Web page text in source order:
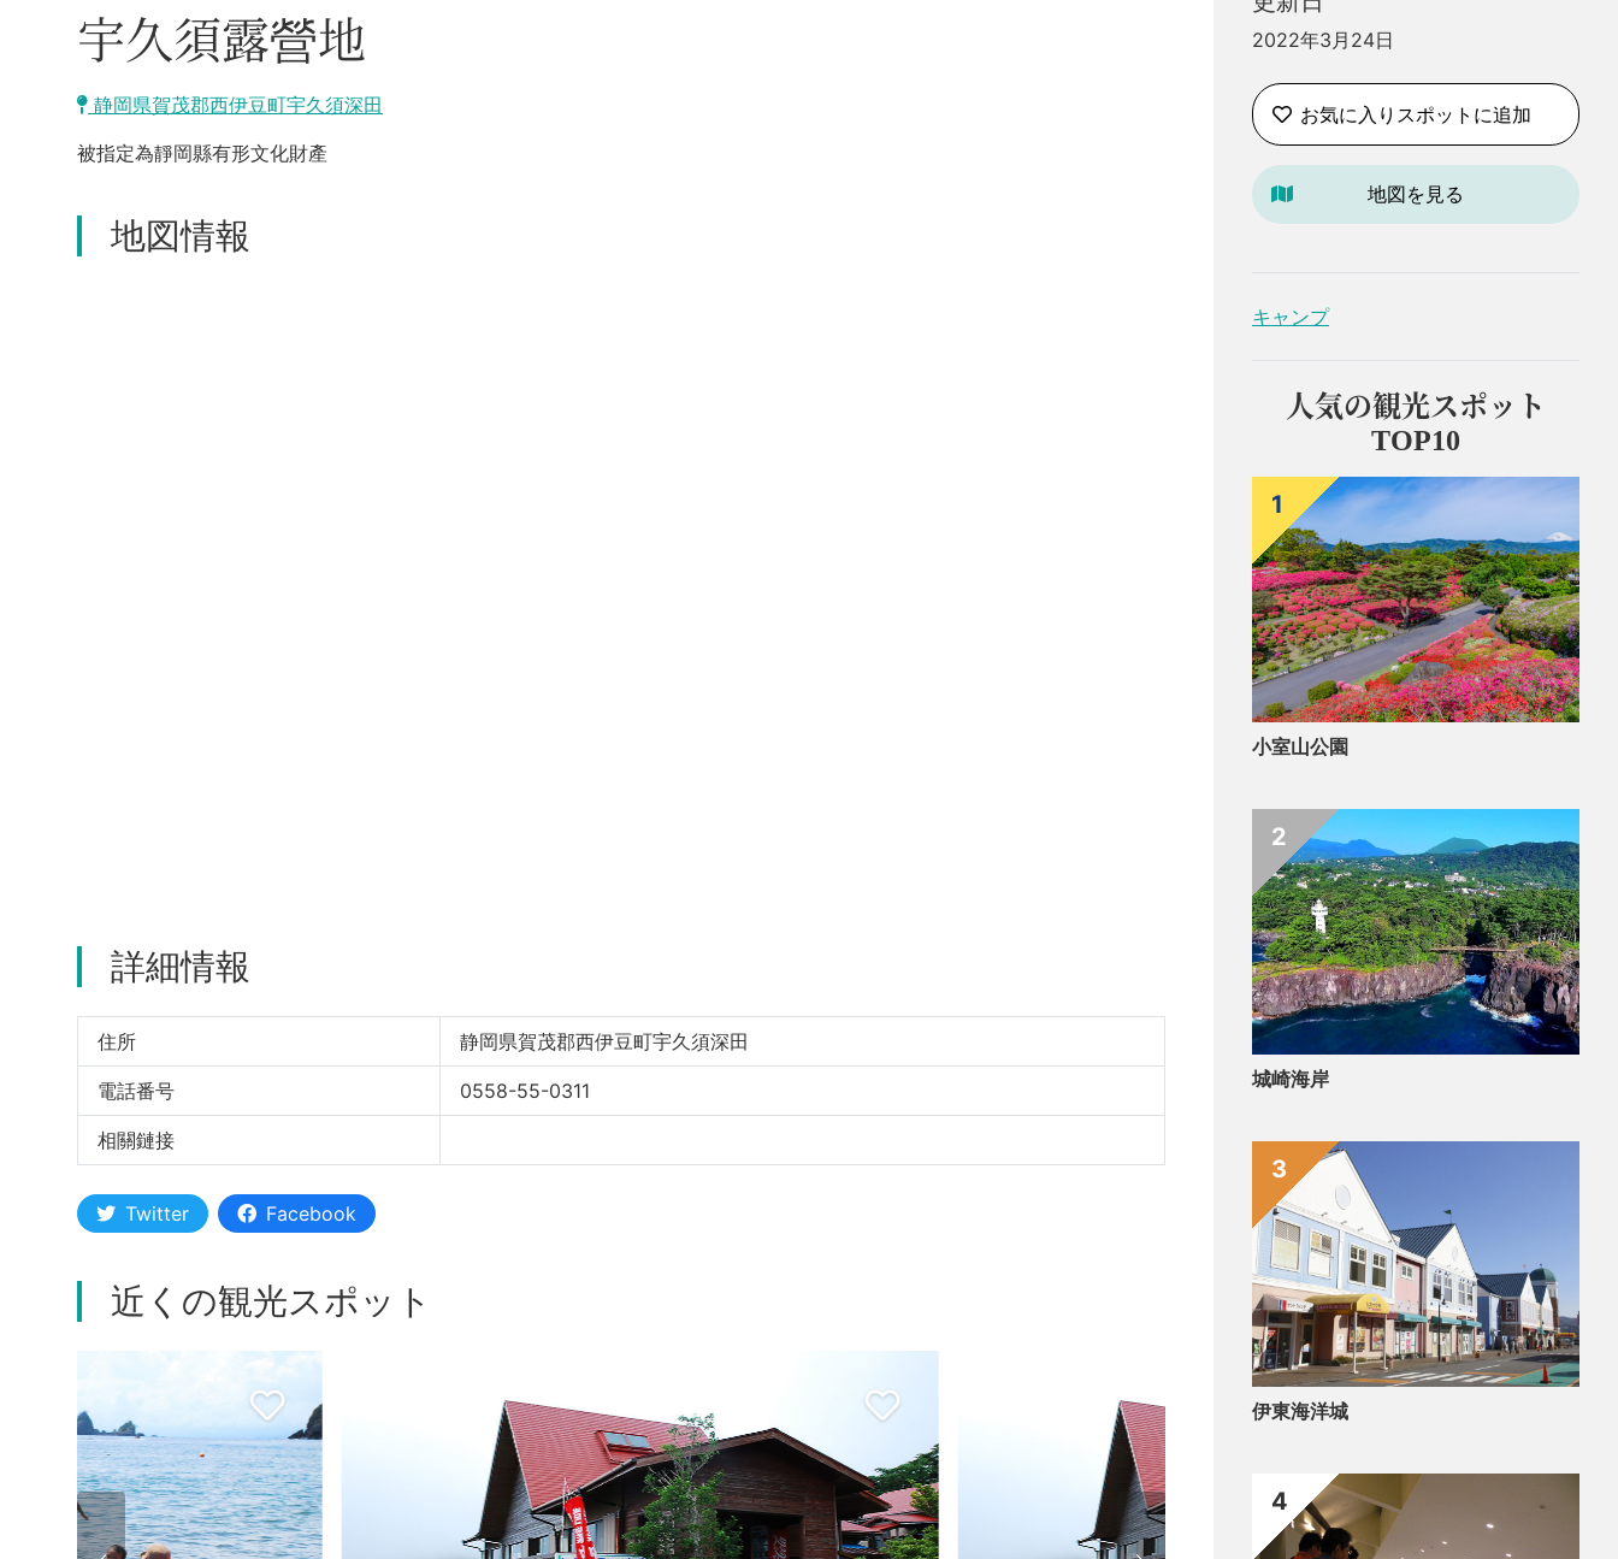
宇久須露營地
静岡県賀茂郡西伊豆町宇久須深田
被指定為靜岡縣有形文化財產
地図情報
詳細情報
住所 静岡県賀茂郡西伊豆町宇久須深田
電話番号 0558-55-0311
相關鏈接
Twitter Facebook
近くの観光スポット
2022年3月24日
お気に入りスポットに追加
地図を見る
キャンプ
人気の観光スポット
TOP10
小室山公園
1
城崎海岸
2
伊東海洋城
3
4